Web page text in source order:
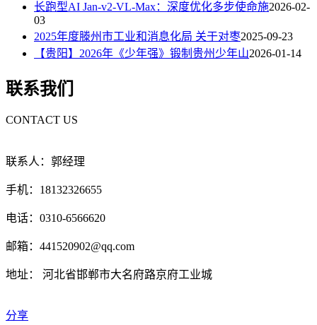
长跑型AI Jan-v2-VL-Max：深度优化多步使命施2026-02-
03
2025年度滕州市工业和消息化局 关于对枣2025-09-23
【贵阳】2026年《少年强》锻制贵州少年山2026-01-14
联系我们
CONTACT US
联系人：郭经理
手机：18132326655
电话：0310-6566620
邮箱：441520902@qq.com
地址： 河北省邯郸市大名府路京府工业城
分享